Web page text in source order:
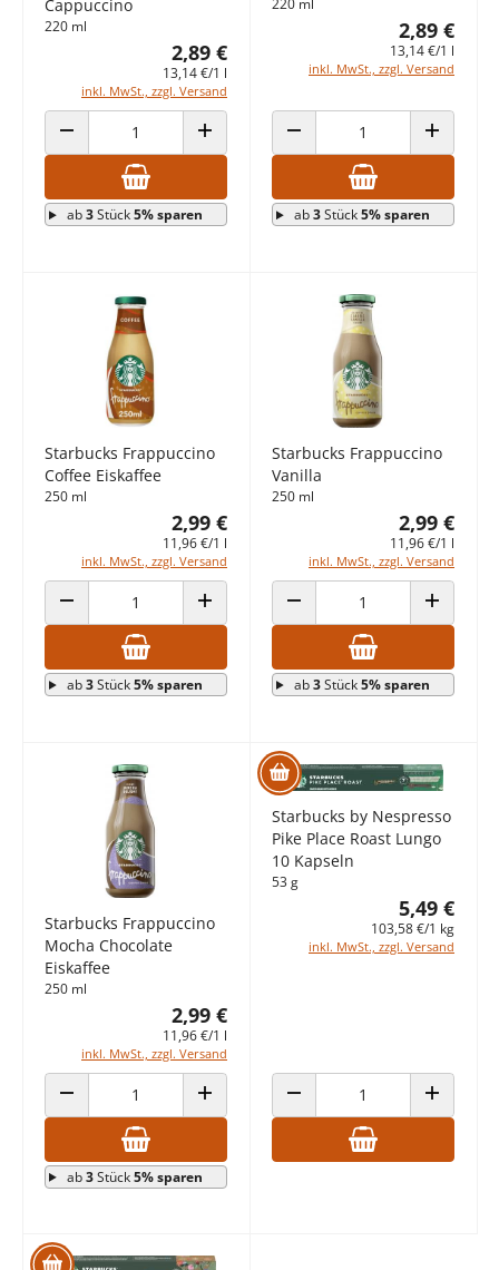
Cappuccino
220 ml
2,89 €
13,14 €/1 l
inkl. MwSt., zzgl. Versand
ANZAHL VERRINGERN ANZAHL ERHÖHEN
ab3Stück5% sparen
220 ml
2,89 €
13,14 €/1 l
inkl. MwSt., zzgl. Versand
ANZAHL VERRINGERN ANZAHL
ab3Stück5% sparen
Starbucks Frappuccino
Coffee Eiskaffee
250 ml
2,99 €
11,96 €/1 l
inkl. MwSt., zzgl. Versand
ANZAHL VERRINGERN ANZAHL ERHÖHEN
ab3Stück5% sparen
Starbucks Frappuccino
Vanilla
250 ml
2,99 €
11,96 €/1 l
inkl. MwSt., zzgl. Versand
ANZAHL VERRINGERN ANZAHL
ab3Stück5% sparen
Starbucks Frappuccino
Mocha Chocolate
Eiskaffee
250 ml
2,99 €
11,96 €/1 l
inkl. MwSt., zzgl. Versand
ANZAHL VERRINGERN ANZAHL ERHÖHEN
ab3Stück5% sparen
Starbucks by Nespresso
Pike Place Roast Lungo
10 Kapseln
53 g
5,49 €
103,58 €/1 kg
inkl. MwSt., zzgl. Versand
ANZAHL VERRINGERN ANZAHL